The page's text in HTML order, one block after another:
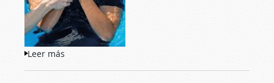
Leer más